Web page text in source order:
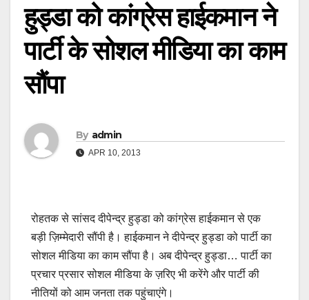
हुड्डा को कांग्रेस हाईकमान ने
पार्टी के सोशल मीडिया का काम
सौंपा
By admin
APR 10, 2013
रोहतक से सांसद दीपेन्द्र हुड्डा को कांग्रेस हाईकमान से एक
बड़ी ज़िम्मेदारी सौंपी है। हाईकमान ने दीपेन्द्र हुड्डा को पार्टी का
सोशल मीडिया का काम सौंपा है। अब दीपेन्द्र हुड्डा… पार्टी का
प्रचार प्रसार सोशल मीडिया के ज़रिए भी करेंगे और पार्टी की
नीतियों को आम जनता तक पहुंचाएंगे।